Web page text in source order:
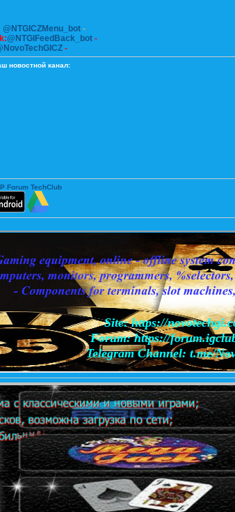
@NTGICZMenu_bot-
@NTGIFeedBack_bot -
-
новостной канал:
Forum TechClub